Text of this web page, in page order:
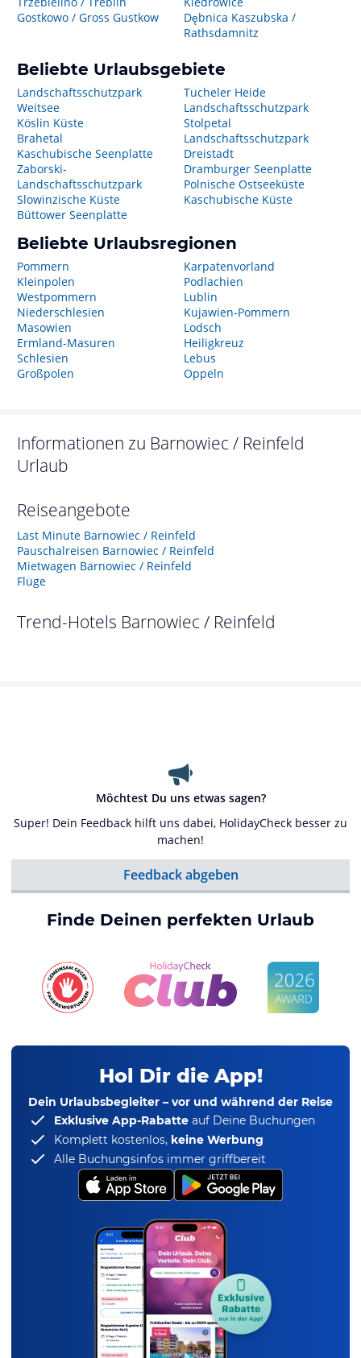
Gostkowo / Gross Gustkow
Dębnica Kaszubska /
Rathsdamnitz
Beliebte Urlaubsgebiete
Landschaftsschutzpark
Weitsee
Köslin Küste
Brahetal
Kaschubische Seenplatte
Zaborski-
Landschaftsschutzpark
Slowinzische Küste
Büttower Seenplatte
Tucheler Heide
Landschaftsschutzpark
Stolpetal
Landschaftsschutzpark
Dreistadt
Dramburger Seenplatte
Polnische Ostseeküste
Kaschubische Küste
Beliebte Urlaubsregionen
Pommern
Kleinpolen
Westpommern
Niederschlesien
Masowien
Ermland-Masuren
Schlesien
Großpolen
Karpatenvorland
Podlachien
Lublin
Kujawien-Pommern
Lodsch
Heiligkreuz
Lebus
Oppeln
Informationen zu Barnowiec / Reinfeld
Urlaub
Reiseangebote
Last Minute Barnowiec / Reinfeld
Pauschalreisen Barnowiec / Reinfeld
Mietwagen Barnowiec / Reinfeld
Flüge
Trend-Hotels Barnowiec / Reinfeld
Möchtest Du uns etwas sagen?
Super! Dein Feedback hilft uns dabei, HolidayCheck besser zu
machen!
Feedback abgeben
Finde Deinen perfekten Urlaub
Hol Dir die App!
Dein Urlaubsbegleiter – vor und während der Reise
Exklusive App-Rabatte auf Deine Buchungen
Komplett kostenlos, keine Werbung
Alle Buchungsinfos immer griffbereit